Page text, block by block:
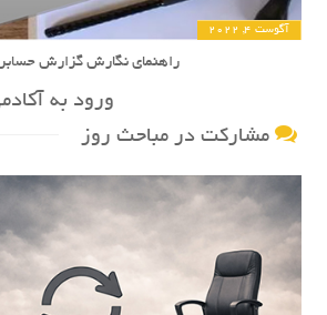
آگوست 4, 2022
راهنمای نگارش گزارش
ورود به
مشارکت در مباحث روز